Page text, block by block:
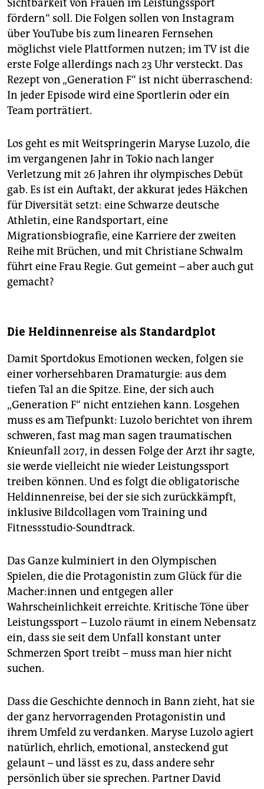
Sichtbarkeit von Frauen im Leistungssport
fördern“ soll. Die Folgen sollen von Instagram
über YouTube bis zum linearen Fernsehen
möglichst viele Plattformen nutzen; im TV ist die
erste Folge allerdings nach 23 Uhr versteckt. Das
Rezept von „Generation F“ ist nicht überraschend:
In jeder Episode wird eine Sportlerin oder ein
Team porträtiert.
Los geht es mit Weitspringerin Maryse Luzolo, die
im vergangenen Jahr in Tokio nach langer
Verletzung mit 26 Jahren ihr olympisches Debüt
gab. Es ist ein Auftakt, der akkurat jedes Häkchen
für Diversität setzt: eine Schwarze deutsche
Athletin, eine Randsportart, eine
Migrationsbiografie, eine Karriere der zweiten
Reihe mit Brüchen, und mit Christiane Schwalm
führt eine Frau Regie. Gut gemeint – aber auch gut
gemacht?
Die Heldinnenreise als Standardplot
Damit Sportdokus Emotionen wecken, folgen sie
einer vorhersehbaren Dramaturgie: aus dem
tiefen Tal an die Spitze. Eine, der sich auch
„Generation F“ nicht entziehen kann. Losgehen
muss es am Tiefpunkt: Luzolo berichtet von ihrem
schweren, fast mag man sagen traumatischen
Knieunfall 2017, in dessen Folge der Arzt ihr sagte,
sie werde vielleicht nie wieder Leistungssport
treiben können. Und es folgt die obligatorische
Heldinnenreise, bei der sie sich zurückkämpft,
inklusive Bildcollagen vom Training und
Fitnessstudio-Soundtrack.
Das Ganze kulminiert in den Olympischen
Spielen, die die Protagonistin zum Glück für die
Ma­che­r:in­nen und entgegen aller
Wahrscheinlichkeit erreichte. Kritische Töne über
Leistungssport – Luzolo räumt in einem Nebensatz
ein, dass sie seit dem Unfall konstant unter
Schmerzen Sport treibt – muss man hier nicht
suchen.
Dass die Geschichte dennoch in Bann zieht, hat sie
der ganz hervorragenden Protagonistin und
ihrem Umfeld zu verdanken. Maryse Luzolo agiert
natürlich, ehrlich, emotional, ansteckend gut
gelaunt – und lässt es zu, dass andere sehr
persönlich über sie sprechen. Partner David